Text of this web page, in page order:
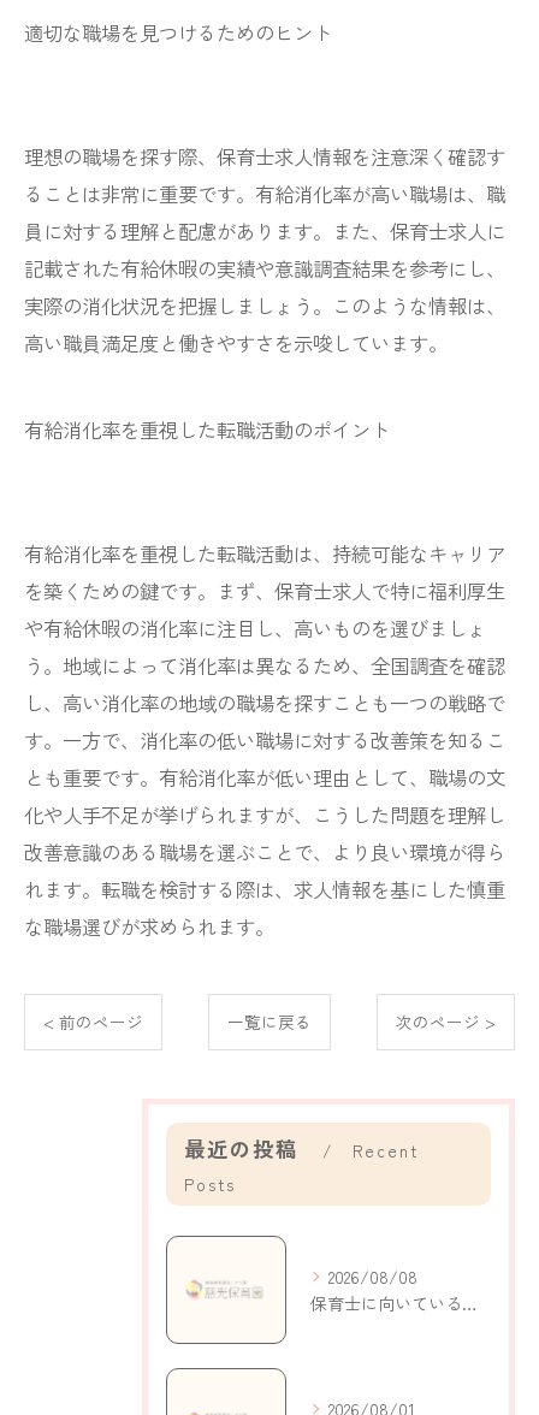
適切な職場を見つけるためのヒント
理想の職場を探す際、保育士求人情報を注意深く確認す
ることは非常に重要です。有給消化率が高い職場は、職
員に対する理解と配慮があります。また、保育士求人に
記載された有給休暇の実績や意識調査結果を参考にし、
実際の消化状況を把握しましょう。このような情報は、
高い職員満足度と働きやすさを示唆しています。
有給消化率を重視した転職活動のポイント
有給消化率を重視した転職活動は、持続可能なキャリア
を築くための鍵です。まず、保育士求人で特に福利厚生
や有給休暇の消化率に注目し、高いものを選びましょ
う。地域によって消化率は異なるため、全国調査を確認
し、高い消化率の地域の職場を探すことも一つの戦略で
す。一方で、消化率の低い職場に対する改善策を知るこ
とも重要です。有給消化率が低い理由として、職場の文
化や人手不足が挙げられますが、こうした問題を理解し
改善意識のある職場を選ぶことで、より良い環境が得ら
れます。転職を検討する際は、求人情報を基にした慎重
な職場選びが求められます。
< 前のページ 一覧に戻る 次のページ >
最近の投稿
Recent
Posts
2026/08/08
保育士に向いている人の特徴と自己分析で適性がわかるポイント解説
2026/08/01